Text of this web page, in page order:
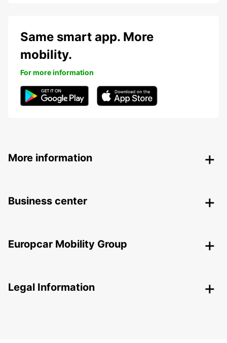
Same smart app. More
mobility.
For more information
More information
Business center
Europcar Mobility Group
Legal Information